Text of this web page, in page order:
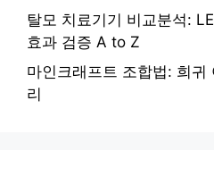
탈모 치료기기 비교분석:
효과 검증 A to Z
마인크래프트 조합법: 희귀
리